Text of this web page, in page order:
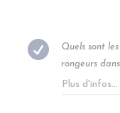

Quels sont
rongeurs
Plus d'infos...